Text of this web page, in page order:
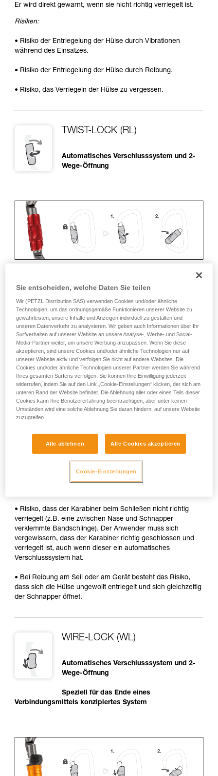
Er wird direkt gewarnt, wenn sie nicht richtig verriegelt ist.
Risiken:
• Risiko der Entriegelung der Hülse durch Vibrationen
während des Einsatzes.
• Risiko der Entriegelung der Hülse durch Reibung.
• Risiko, das Verriegeln der Hülse zu vergessen.
TWIST-LOCK (RL)
Automatisches Verschlusssystem und 2-
Wege-Öffnung
Vorteile:
• Schnelles und einfaches Öffnen.
• Schnelle automatische Verriegelung.
Nachteile:
• Die Hülse muss bei jedem Öffnen entriegelt werden.
• Um ein Gerät in den Karabiner einzuhängen, werden beide
Hände benötigt.
SICHERHEIT
Vorteile:
• Schnelle automatische Verriegelung.
• Risiko, dass der Karabiner beim Schließen nicht richtig
verriegelt (z.B. eine zwischen Nase und Schnapper
verklemmte Bandschlinge). Der Anwender muss sich
vergewissern, dass der Karabiner richtig geschlossen und
verriegelt ist, auch wenn dieser ein automatisches
Verschlusssystem hat.
• Bei Reibung am Seil oder am Gerät besteht das Risiko,
dass sich die Hülse ungewollt entriegelt und sich gleichzeitig
der Schnapper öffnet.
WIRE-LOCK (WL)
Automatisches Verschlusssystem und 2-
Wege-Öffnung
Speziell für das Ende eines
Verbindungsmittels konzipiertes System
Sie entscheiden, welche Daten Sie teilen
Wir (PETZL Distribution SAS) verwenden Cookies und/oder ähnliche
Technologien, um das ordnungsgemäße Funktionieren unserer Website zu
gewährleisten, unsere Inhalte und Anzeigen individuell zu gestalten und
unseren Datenverkehr zu analysieren. Wir geben auch Informationen über Ihr
Surfverhalten auf unserer Website an unsere Analyse-, Werbe- und Social-
Media-Partner weiter, um unsere Werbung anzupassen. Wenn Sie diese
akzeptieren, sind unsere Cookies und/oder ähnliche Technologien nur auf
unserer Website aktiv und verfolgen Sie nicht auf andere Websites. Die
Cookies und/oder ähnliche Technologien unserer Partner werden Sie während
Ihres gesamten Surfens verfolgen. Sie können Ihre Einwilligung jederzeit
widerrufen, indem Sie auf den Link „Cookie-Einstellungen“ klicken, der sich am
unteren Rand der Website befindet. Die Ablehnung aller oder eines Teils dieser
Cookies kann Ihre Benutzererfahrung beeinträchtigen, aber unter keinen
Umständen wird eine solche Ablehnung Sie daran hindern, auf unsere Website
zuzugreifen.
Alle ablehnen Alle Cookies akzeptieren
Cookie-Einstellungen